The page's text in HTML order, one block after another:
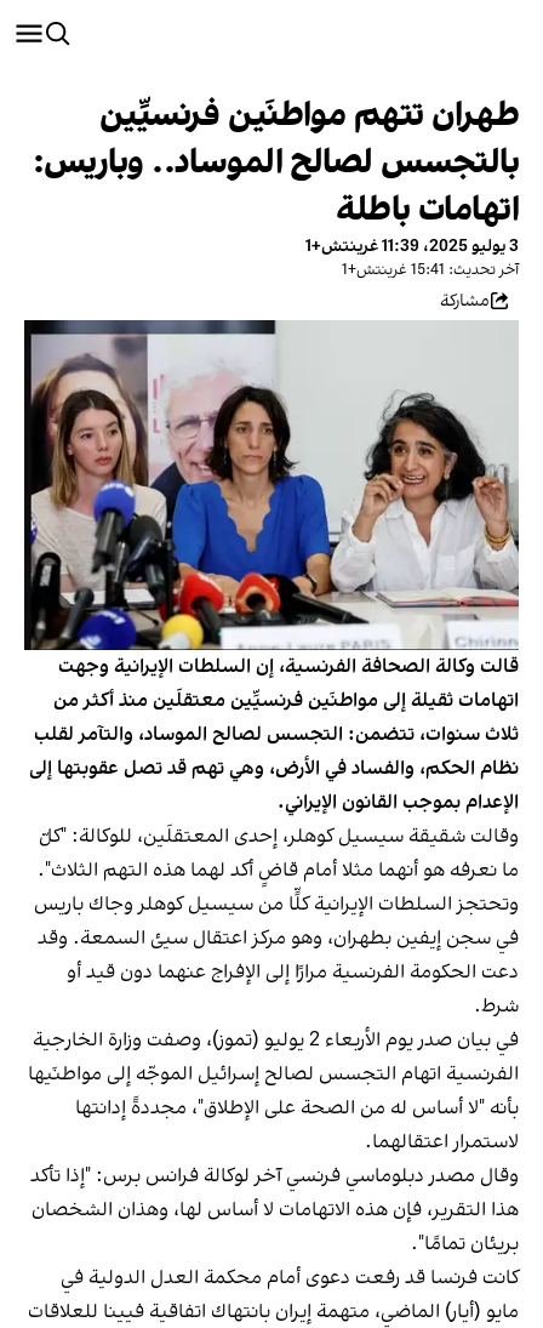
طهران تتهم مواطنَين فرنسيَّين
بالتجسس لصالح الموساد.. وباريس:
اتهامات باطلة
3 يوليو 2025، 11:39 غرينتش+1
آخر تحديث: 15:41 غرينتش+1
مشاركة
قالت وكالة الصحافة الفرنسية، إن السلطات الإيرانية وجهت
اتهامات ثقيلة إلى مواطنَين فرنسيَّين معتقلَين منذ أكثر من
ثلاث سنوات، تتضمن: التجسس لصالح الموساد، والتآمر لقلب
نظام الحكم، والفساد في الأرض، وهي تهم قد تصل عقوبتها إلى
الإعدام بموجب القانون الإيراني.
وقالت شقيقة سيسيل كوهلر، إحدى المعتقلَين، للوكالة: "كلّ
ما نعرفه هو أنهما مثلا أمام قاضٍ أكد لهما هذه التهم الثلاث".
وتحتجز السلطات الإيرانية كلًّا من سيسيل كوهلر وجاك باريس
في سجن إيفين بطهران، وهو مركز اعتقال سيئ السمعة. وقد
دعت الحكومة الفرنسية مرارًا إلى الإفراج عنهما دون قيد أو
شرط.
في بيان صدر يوم الأربعاء 2 يوليو (تموز)، وصفت وزارة الخارجية
الفرنسية اتهام التجسس لصالح إسرائيل الموجّه إلى مواطنَيها
بأنه "لا أساس له من الصحة على الإطلاق"، مجددةً إدانتها
لاستمرار اعتقالهما.
وقال مصدر دبلوماسي فرنسي آخر لوكالة فرانس برس: "إذا تأكد
هذا التقرير، فإن هذه الاتهامات لا أساس لها، وهذان الشخصان
بريئان تمامًا".
كانت فرنسا قد رفعت دعوى أمام محكمة العدل الدولية في
مايو (أيار) الماضي، متهمة إيران بانتهاك اتفاقية فيينا للعلاقات